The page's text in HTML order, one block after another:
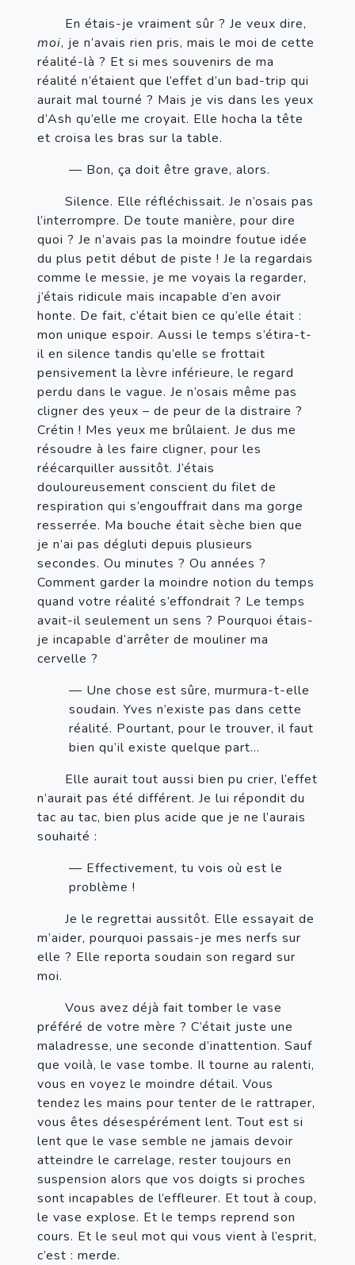
moi, je n’avais rien pris, mais le moi de cette
réalité-là ? Et si mes souvenirs de ma
réalité n’étaient que l’effet d’un bad-trip qui
aurait mal tourné ? Mais je vis dans les yeux
d’Ash qu’elle me croyait. Elle hocha la tête
et croisa les bras sur la table.
— Bon, ça doit être grave, alors.
Silence. Elle réfléchissait. Je n’osais pas
l’interrompre. De toute manière, pour dire
quoi ? Je n’avais pas la moindre foutue idée
du plus petit début de piste ! Je la regardais
comme le messie, je me voyais la regarder,
j’étais ridicule mais incapable d’en avoir
honte. De fait, c’était bien ce qu’elle était :
mon unique espoir. Aussi le temps s’étira-t-
il en silence tandis qu’elle se frottait
pensivement la lèvre inférieure, le regard
perdu dans le vague. Je n’osais même pas
cligner des yeux – de peur de la distraire ?
Crétin ! Mes yeux me brûlaient. Je dus me
résoudre à les faire cligner, pour les
réécarquiller aussitôt. J’étais
douloureusement conscient du filet de
respiration qui s’engouffrait dans ma gorge
resserrée. Ma bouche était sèche bien que
je n’ai pas dégluti depuis plusieurs
secondes. Ou minutes ? Ou années ?
Comment garder la moindre notion du temps
quand votre réalité s’effondrait ? Le temps
avait-il seulement un sens ? Pourquoi étais-
je incapable d’arrêter de mouliner ma
cervelle ?
— Une chose est sûre, murmura-t-elle
soudain. Yves n’existe pas dans cette
réalité. Pourtant, pour le trouver, il faut
bien qu’il existe quelque part…
Elle aurait tout aussi bien pu crier, l’effet
n’aurait pas été différent. Je lui répondit du
tac au tac, bien plus acide que je ne l’aurais
souhaité :
— Effectivement, tu vois où est le
problème !
Je le regrettai aussitôt. Elle essayait de
m’aider, pourquoi passais-je mes nerfs sur
elle ? Elle reporta soudain son regard sur
moi.
Vous avez déjà fait tomber le vase
préféré de votre mère ? C’était juste une
maladresse, une seconde d’inattention. Sauf
que voilà, le vase tombe. Il tourne au ralenti,
vous en voyez le moindre détail. Vous
tendez les mains pour tenter de le rattraper,
vous êtes désespérément lent. Tout est si
lent que le vase semble ne jamais devoir
atteindre le carrelage, rester toujours en
suspension alors que vos doigts si proches
sont incapables de l’effleurer. Et tout à coup,
le vase explose. Et le temps reprend son
cours. Et le seul mot qui vous vient à l’esprit,
c’est : merde.